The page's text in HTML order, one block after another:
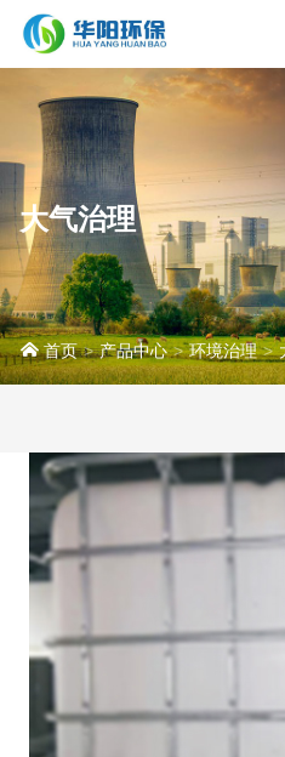
企业简介 合作伙伴
环境治理 工业清洗
特种设备润滑
企业资讯 行业新闻
大气治理
首页 产品中心 环境治理